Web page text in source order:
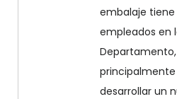
embalaje tiene
empleados en
desarrollar un